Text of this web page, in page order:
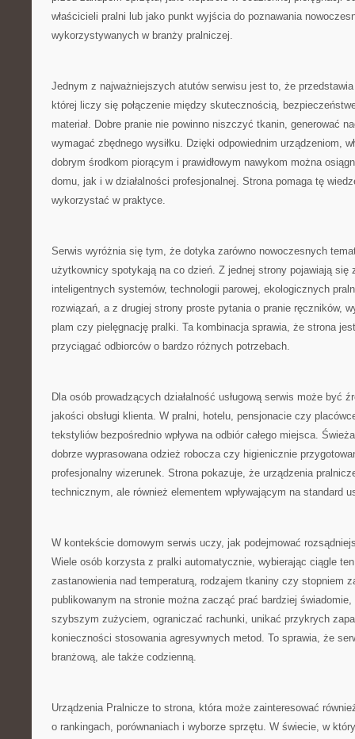
właścicieli pralni lub jako punkt wyjścia do poznawania
wykorzystywanych w branży pralniczej.
Jednym z najważniejszych atutów serwisu jest to, że
której liczy się połączenie między skutecznością,
materiał. Dobre pranie nie powinno niszczyć tkanin, generować
wymagać zbędnego wysiłku. Dzięki odpowiednim urządzeniom,
dobrym środkom piorącym i prawidłowym nawykom można
domu, jak i w działalności profesjonalnej. Strona pomaga tę
wykorzystać w praktyce.
Serwis wyróżnia się tym, że dotyka zarówno nowoczesnych
użytkownicy spotykają na co dzień. Z jednej strony pojawiają się
inteligentnych systemów, technologii parowej, ekologicznych
rozwiązań, a z drugiej strony proste pytania o pranie ręczników,
plam czy pielęgnację pralki. Ta kombinacja sprawia, że strona
przyciągać odbiorców o bardzo różnych potrzebach.
Dla osób prowadzących działalność usługową serwis może być
jakości obsługi klienta. W pralni, hotelu, pensjonacie czy
tekstyliów bezpośrednio wpływa na odbiór całego miejsca.
dobrze wyprasowana odzież robocza czy higienicznie
profesjonalny wizerunek. Strona pokazuje, że urządzenia
technicznym, ale również elementem wpływającym na standard
W kontekście domowym serwis uczy, jak podejmować
Wiele osób korzysta z pralki automatycznie, wybierając ciągle
zastanowienia nad temperaturą, rodzajem tkaniny czy stopniem
publikowanym na stronie można zacząć prać bardziej
szybszym zużyciem, ograniczać rachunki, unikać przykrych
konieczności stosowania agresywnych metod. To sprawia, że
branżową, ale także codzienną.
Urządzenia Pralnicze to strona, która może zainteresować
o rankingach, porównaniach i wyborze sprzętu. W świecie, w